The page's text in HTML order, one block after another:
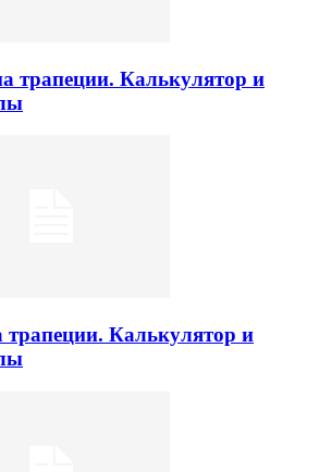
трапеции. Калькулятор и
трапеции. Калькулятор и